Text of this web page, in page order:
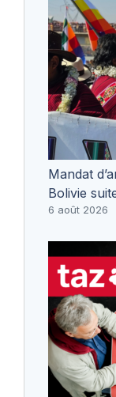
Mandat
Bolivie
6 août 2026